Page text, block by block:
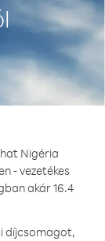
Nigéria
- vezetékes
akár 16.4
díjcsomagot,